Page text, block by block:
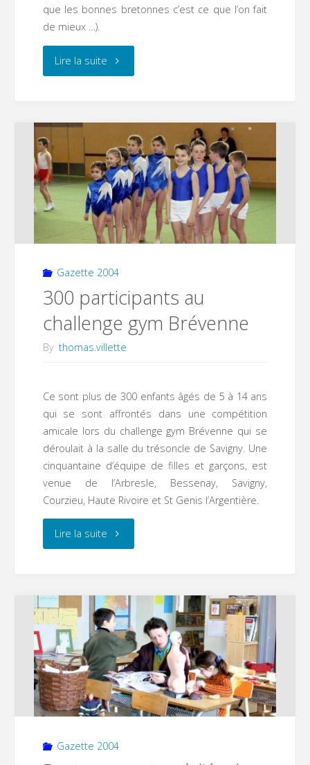
que les bonnes bretonnes c’est ce que l’on fait
de mieux …).
Lire la suite"«
»
par
la
troupe
Les
Echappés"
Gazette 2004
300 participants au
challenge gym Brévenne
By thomas.villette
Ce sont plus de 300 enfants âgés de 5 à 14 ans
qui se sont affrontés dans une compétition
amicale lors du challenge gym Brévenne qui se
déroulait à la salle du trésoncle de Savigny. Une
cinquantaine d’équipe de filles et garçons, est
venue de l’Arbresle, Bessenay, Savigny,
Courzieu, Haute Rivoire et St Genis l’Argentière.
Lire la suite"300
au
challenge
gym
Brévenne"
Gazette 2004